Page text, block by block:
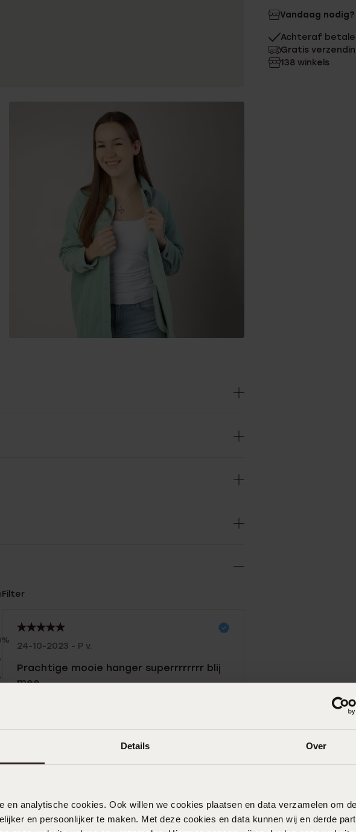
Details Over
en analytische cookies. Ook willen we cookies plaatsen en data verzamelen om de
en persoonlijker te maken. Met deze cookies en data kunnen wij en derde
Vandaag
Achteraf
Gratis
138 winkels
Filter
24-10-2023 - P v.
Prachtige mooie hanger superrrrrrrr blij
mee
hem na 3 weken ging ophalen schrok ik
me kapot,de namen zijn zo klein